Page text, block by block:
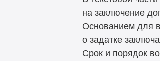
на заключение
Основанием для
о задатке
Срок и порядок